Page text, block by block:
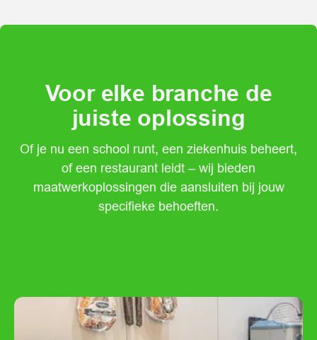
Voor elke branche de
juiste oplossing
Of je nu een school runt, een ziekenhuis beheert,
of een restaurant leidt – wij bieden
maatwerkoplossingen die aansluiten bij jouw
specifieke behoeften.